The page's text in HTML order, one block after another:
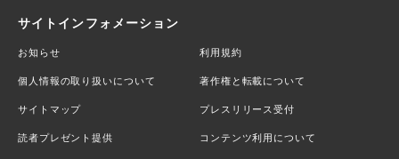
サイトインフォメーション
お知らせ 利用規約
個人情報の取り扱いについて 著作権と転載について
サイトマップ プレスリリース受付
読者プレゼント提供 コンテンツ利用について